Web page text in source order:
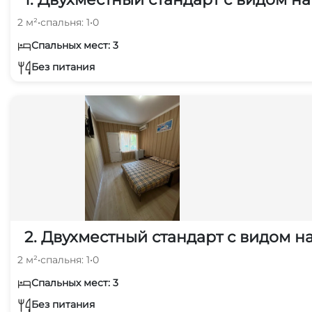
2 м²•спальня: 1•0
Спальных мест: 3
Без питания
2. Двухместный стандарт с видом
2 м²•спальня: 1•0
Спальных мест: 3
Без питания